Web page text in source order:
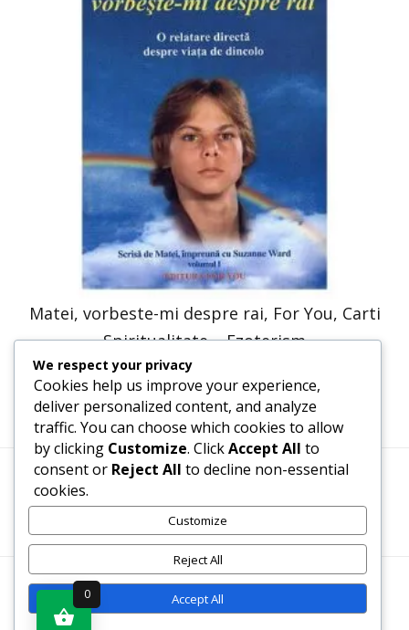
Matei, vorbeste-mi despre rai, For You, Carti
Spiritualitate – Ezoterism
41,23lei
Termeni, Condiții & Protecția Datelor (GDPR)
WWW.RECENZII-CARTI.RO ©2026 TOATE DREPTURILE
REZERVATE
We respect your privacy
Cookies help us improve your experience,
deliver personalized content, and analyze
traffic. You can choose which cookies to allow
by clicking Customize. ClickAccept All to
consent or Reject All to decline non-essential
cookies.
Customize
Reject All
Accept All
0